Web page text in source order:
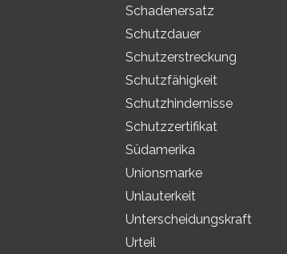
Schadenersatz
Schutzdauer
Schutzerstreckung
Schutzfähigkeit
Schutzhindernisse
Schutzzertifikat
Südamerika
Unionsmarke
Unlauterkeit
Unterscheidungskraft
Urteil